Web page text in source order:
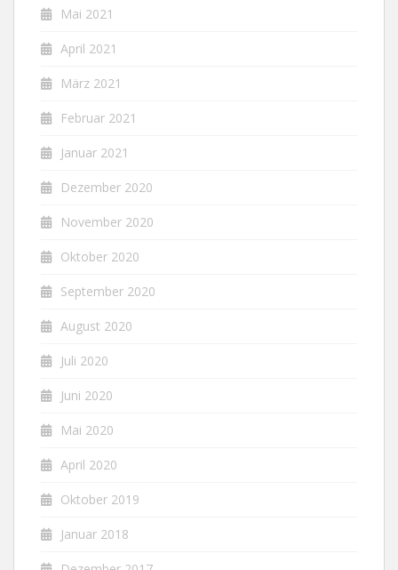
Mai 2021
April 2021
März 2021
Februar 2021
Januar 2021
Dezember 2020
November 2020
Oktober 2020
September 2020
August 2020
Juli 2020
Juni 2020
Mai 2020
April 2020
Oktober 2019
Januar 2018